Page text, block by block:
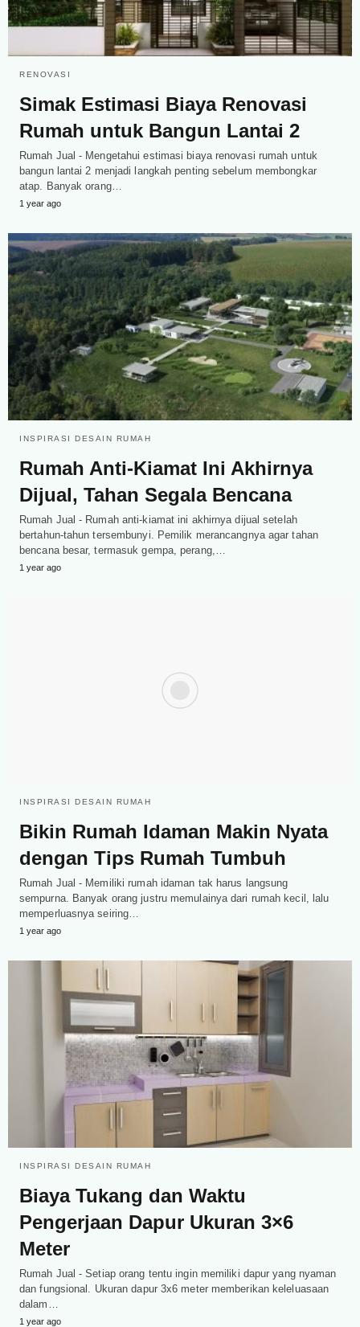
RENOVASI
Simak Estimasi Biaya Renovasi
Rumah untuk Bangun Lantai 2
Rumah Jual - Mengetahui estimasi biaya renovasi rumah untuk
bangun lantai 2 menjadi langkah penting sebelum membongkar
atap. Banyak orang…
1 year ago
INSPIRASI DESAIN RUMAH
Rumah Anti-Kiamat Ini Akhirnya
Dijual, Tahan Segala Bencana
Rumah Jual - Rumah anti-kiamat ini akhirnya dijual setelah
bertahun-tahun tersembunyi. Pemilik merancangnya agar tahan
bencana besar, termasuk gempa, perang,…
1 year ago
INSPIRASI DESAIN RUMAH
Bikin Rumah Idaman Makin Nyata
dengan Tips Rumah Tumbuh
Rumah Jual - Memiliki rumah idaman tak harus langsung
sempurna. Banyak orang justru memulainya dari rumah kecil, lalu
memperluasnya seiring…
1 year ago
INSPIRASI DESAIN RUMAH
Biaya Tukang dan Waktu
Pengerjaan Dapur Ukuran 3×6
Meter
Rumah Jual - Setiap orang tentu ingin memiliki dapur yang nyaman
dan fungsional. Ukuran dapur 3x6 meter memberikan keleluasaan
dalam…
1 year ago